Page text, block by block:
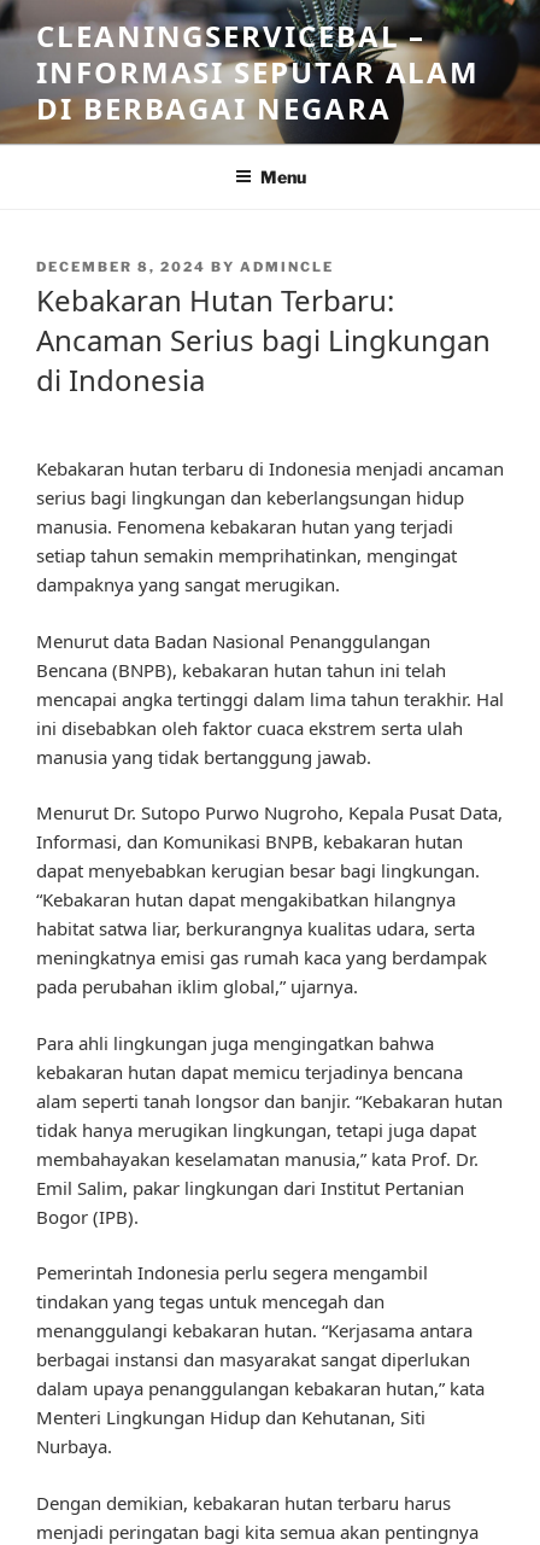
Skip
to
content
CLEANINGSERVICEBAL –
INFORMASI SEPUTAR ALAM
DI BERBAGAI NEGARA
Menu
POSTED
DECEMBER 8, 2024 BY ADMINCLE
Kebakaran Hutan Terbaru:
Ancaman Serius bagi Lingkungan
di Indonesia
Kebakaran hutan terbaru di Indonesia menjadi ancaman
serius bagi lingkungan dan keberlangsungan hidup
manusia. Fenomena kebakaran hutan yang terjadi
setiap tahun semakin memprihatinkan, mengingat
dampaknya yang sangat merugikan.
Menurut data Badan Nasional Penanggulangan
Bencana (BNPB), kebakaran hutan tahun ini telah
mencapai angka tertinggi dalam lima tahun terakhir. Hal
ini disebabkan oleh faktor cuaca ekstrem serta ulah
manusia yang tidak bertanggung jawab.
Menurut Dr. Sutopo Purwo Nugroho, Kepala Pusat Data,
Informasi, dan Komunikasi BNPB, kebakaran hutan
dapat menyebabkan kerugian besar bagi lingkungan.
“Kebakaran hutan dapat mengakibatkan hilangnya
habitat satwa liar, berkurangnya kualitas udara, serta
meningkatnya emisi gas rumah kaca yang berdampak
pada perubahan iklim global,” ujarnya.
Para ahli lingkungan juga mengingatkan bahwa
kebakaran hutan dapat memicu terjadinya bencana
alam seperti tanah longsor dan banjir. “Kebakaran hutan
tidak hanya merugikan lingkungan, tetapi juga dapat
membahayakan keselamatan manusia,” kata Prof. Dr.
Emil Salim, pakar lingkungan dari Institut Pertanian
Bogor (IPB).
Pemerintah Indonesia perlu segera mengambil
tindakan yang tegas untuk mencegah dan
menanggulangi kebakaran hutan. “Kerjasama antara
berbagai instansi dan masyarakat sangat diperlukan
dalam upaya penanggulangan kebakaran hutan,” kata
Menteri Lingkungan Hidup dan Kehutanan, Siti
Nurbaya.
Dengan demikian, kebakaran hutan terbaru harus
menjadi peringatan bagi kita semua akan pentingnya